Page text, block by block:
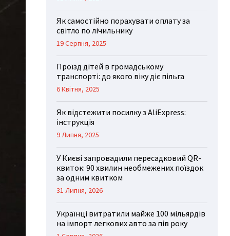
Як самостійно порахувати оплату за
світло по лічильнику
19 Серпня, 2025
Проїзд дітей в громадському
транспорті: до якого віку діє пільга
6 Квітня, 2025
Як відстежити посилку з AliExpress:
інструкція
9 Липня, 2025
У Києві запровадили пересадковий QR-
квиток: 90 хвилин необмежених поїздок
за одним квитком
31 Липня, 2026
Українці витратили майже 100 мільярдів
на імпорт легкових авто за пів року